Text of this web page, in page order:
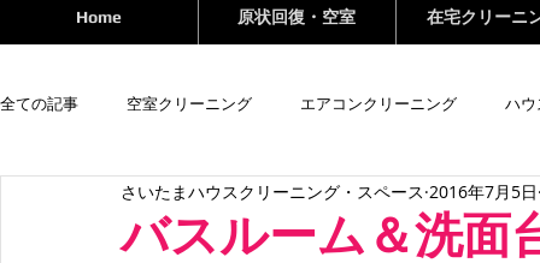
Home 原状回復・空室 在宅クリーニ
全ての記事 空室クリーニング エアコンクリーニング ハ
クロス張り替え 床張り替え 化粧シート
バスルーム＆洗面
さいたまハウスクリーニング・スペース 2016年7月5日